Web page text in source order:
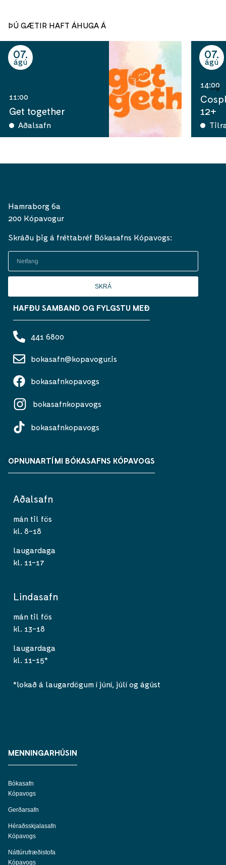
ÞÚ GÆTIR HAFT ÁHUGA Á
07
ágú
11:00
Get together
Aðalsafn
07
ágú
14:00
12+
Hamraborg 6a
200 Kópavogur
Skráðu þig á fréttabréf Bókasafns Kópavogs:
SKRÁ
HAFÐU SAMBAND OG FYLGSTU MEÐ
441 6800
bokasafn@kopavogur.is
bokasafnkopavogs
bokasafnkopavogs
bokasafnkopavogs
OPNUNARTÍMI BÓKASAFNS KÓPAVOGS
Aðalsafn
mán til fös
kl. 8-18
laugardaga
kl. 11-17
Lindasafn
mán til fös
kl. 13-18
laugardaga
kl. 11-15*
*lokað á laugardögum í júní, júlí og ágúst
MENNINGARHÚSIN
Bókasafn
Kópavogs
Gerðarsafn
Héraðsskjalasafn
Kópavogs
Náttúrufræðistofa
Kópavogs